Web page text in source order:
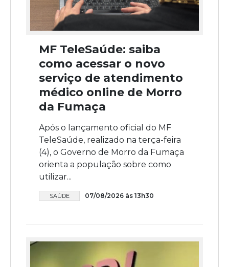
MF TeleSaúde: saiba
como acessar o novo
serviço de atendimento
médico online de Morro
da Fumaça
Após o lançamento oficial do MF
TeleSaúde, realizado na terça-feira
(4), o Governo de Morro da Fumaça
orienta a população sobre como
utilizar...
SAÚDE 07/08/2026 às 13h30